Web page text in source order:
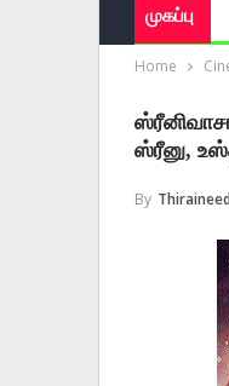
முகப்பு
Home
ஸ்ரீனு,
By